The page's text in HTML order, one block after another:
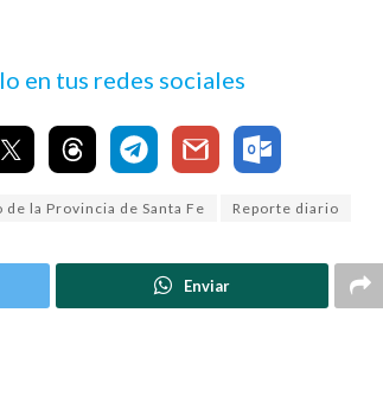
en tus redes sociales
de la Provincia de Santa Fe Reporte diario
Enviar